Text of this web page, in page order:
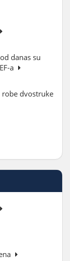
danas su
a
dvostruke